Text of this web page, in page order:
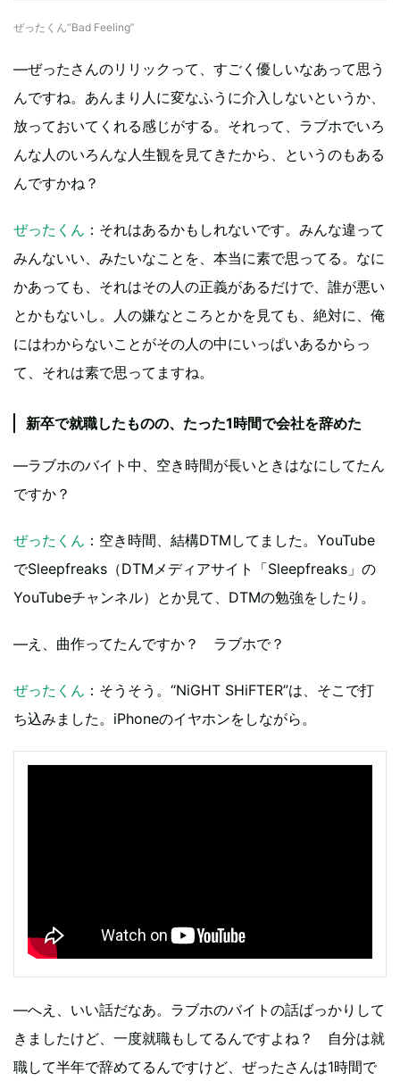
ぜったくん“Bad Feeling”
―ぜったさんのリリックって、すごく優しいなあって思う
んですね。あんまり人に変なふうに介入しないというか、
放っておいてくれる感じがする。それって、ラブホでいろ
んな人のいろんな人生観を見てきたから、というのもある
んですかね？
ぜったくん ：それはあるかもしれないです。みんな違って
みんないい、みたいなことを、本当に素で思ってる。なに
かあっても、それはその人の正義があるだけで、誰が悪い
とかもないし。人の嫌なところとかを見ても、絶対に、俺
にはわからないことがその人の中にいっぱいあるからっ
て、それは素で思ってますね。
新卒で就職したものの、たった1時間で会社を辞めた
―ラブホのバイト中、空き時間が長いときはなにしてたん
ですか？
ぜったくん ：空き時間、結構DTMしてました。YouTube
でSleepfreaks（DTMメディアサイト「Sleepfreaks」の
YouTubeチャンネル）とか見て、DTMの勉強をしたり。
―え、曲作ってたんですか？ ラブホで？
ぜったくん ：そうそう。“NiGHT SHiFTER”は、そこで打
ち込みました。iPhoneのイヤホンをしながら。
―へえ、いい話だなあ。ラブホのバイトの話ばっかりして
きましたけど、一度就職もしてるんですよね？ 自分は就
職して半年で辞めてるんですけど、ぜったさんは1時間で